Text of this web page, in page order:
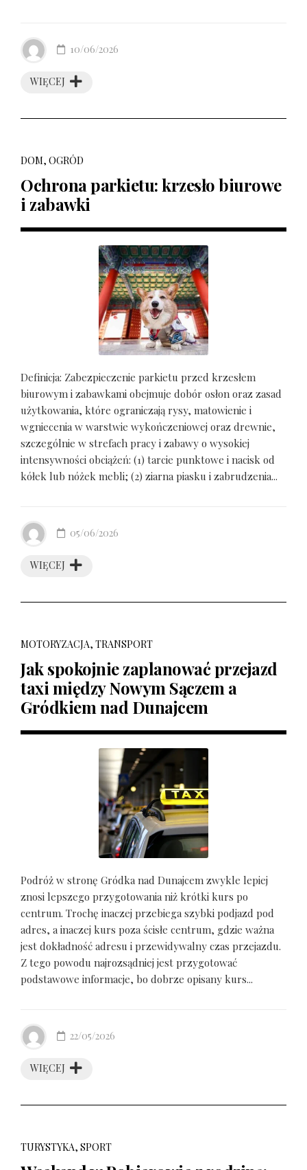
WIĘCEJ
10/06/2026
DOM, OGRÓD
Ochrona parkietu: krzesło biurowe
i zabawki
Definicja: Zabezpieczenie parkietu przed krzesłem
biurowym i zabawkami obejmuje dobór osłon oraz zasad
użytkowania, które ograniczają rysy, matowienie i
wgniecenia w warstwie wykończeniowej oraz drewnie,
szczególnie w strefach pracy i zabawy o wysokiej
intensywności obciążeń: (1) tarcie punktowe i nacisk od
kółek lub nóżek mebli; (2) ziarna piasku i zabrudzenia...
WIĘCEJ
05/06/2026
MOTORYZACJA, TRANSPORT
Jak spokojnie zaplanować przejazd
taxi między Nowym Sączem a
Gródkiem nad Dunajcem
Podróż w stronę Gródka nad Dunajcem zwykle lepiej
znosi lepszego przygotowania niż krótki kurs po
centrum. Trochę inaczej przebiega szybki podjazd pod
adres, a inaczej kurs poza ścisłe centrum, gdzie ważna
jest dokładność adresu i przewidywalny czas przejazdu.
Z tego powodu najrozsądniej jest przygotować
podstawowe informacje, bo dobrze opisany kurs...
WIĘCEJ
22/05/2026
TURYSTYKA, SPORT